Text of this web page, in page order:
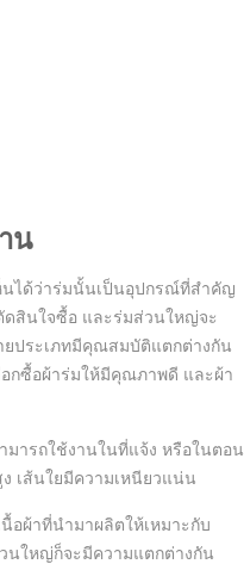
น
นได้ว่าร่มนั้นเป็นอุปกรณ์ที่สำคัญ
ดสินใจซื้อ และร่มส่วนใหญ่จะ
ประเภทมีคุณสมบัติแตกต่างกัน
อกซื้อผ้าร่มให้มีคุณภาพดี และผ้า
ารถใช้งานในที่แจ้ง หรือในตอน
เส้นใยมีความเหนียวแน่น
อผ้าที่นำมาผลิตให้เหมาะกับ
นใหญ่ก็จะมีความแตกต่างกัน